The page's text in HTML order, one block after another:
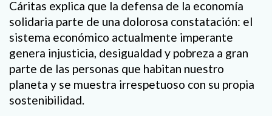
Cáritas explica que la defensa de la economía
solidaria parte de una dolorosa constatación: el
sistema económico actualmente imperante
genera injusticia, desigualdad y pobreza a gran
parte de las personas que habitan nuestro
planeta y se muestra irrespetuoso con su propia
sostenibilidad.